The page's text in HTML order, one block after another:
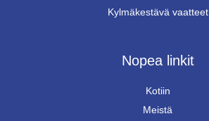
Kylmäkestävä vaatteet
Nopea linkit
Kotiin
Meistä